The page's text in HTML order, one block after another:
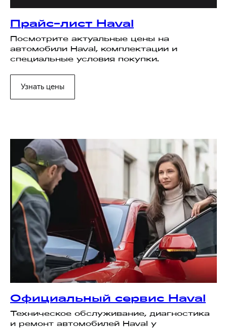
Прайс-лист Haval
Посмотрите актуальные цены на
автомобили Haval, комплектации и
специальные условия покупки.
Узнать цены
Официальный сервис Haval
Техническое обслуживание, диагностика
и ремонт автомобилей Haval у